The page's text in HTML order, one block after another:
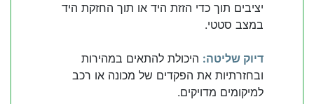
יציבים תוך כדי הזזת היד או תוך החזקת היד
במצב סטטי.
דיוק שליטה: היכולת להתאים במהירות
ובחזרתיות את הפקדים של מכונה או רכב
למיקומים מדויקים.